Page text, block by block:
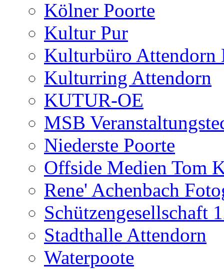
Kölner Poorte
Kultur Pur
Kulturbüro Attendorn
Kulturring Attendorn
KUTUR-OE
MSB
Niederste Poorte
Offside Medien Tom
Rene' Achenbach
Schützengesellschaft
Stadthalle Attendorn
Waterpoote